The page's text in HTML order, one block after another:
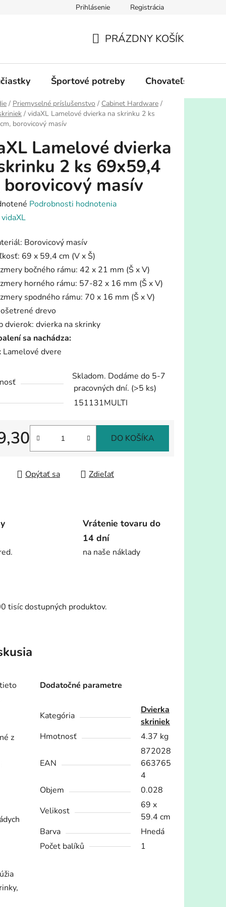
Prihlásenie Registrácia
KOŠÍK
PRÁZDNY KOŠÍK
Športové potreby Chovateľské
/ Priemyselné príslušenstvo / Cabinet Hardware /
/ vidaXL Lamelové dvierka na skrinku 2 ks
borovicový masív
Lamelové dvierka
2 ks 69x59,4
borovicový masív
Podrobnosti hodnotenia
vidaXL
Borovicový masív
69 x 59,4 cm (V x Š)
bočného rámu: 42 x 21 mm (Š x V)
horného rámu: 57-82 x 16 mm (Š x V)
spodného rámu: 70 x 16 mm (Š x V)
drevo
dvierok: dvierka na skrinky
sa nachádza:
Lamelové dvere
Skladom. Dodáme do 5-7
pracovných dní. (>5 ks)
151131MULTI
cena:
DO KOŠÍKA
Opýtať sa Zdieľať
Vrátenie tovaru do
14 dní
na naše náklady
tisíc dostupných produktov.
z
Dodatočné parametre
Kategória
Dvierka
skriniek
Hmotnosť
4.37 kg
EAN
872028
663765
4
Objem
0.028
Velikost
69 x
59.4 cm
Barva
Hnedá
Počet balíků
1